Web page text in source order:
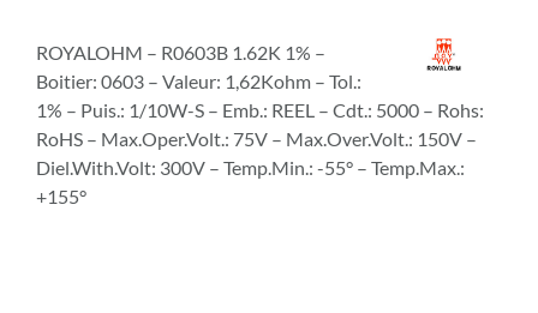
ROYALOHM – R0603B 1.62K 1% –
Boitier: 0603 – Valeur: 1,62Kohm – Tol.:
1% – Puis.: 1/10W-S – Emb.: REEL – Cdt.: 5000 – Rohs:
RoHS – Max.Oper.Volt.: 75V – Max.Over.Volt.: 150V –
Diel.With.Volt: 300V – Temp.Min.: -55° – Temp.Max.:
+155°